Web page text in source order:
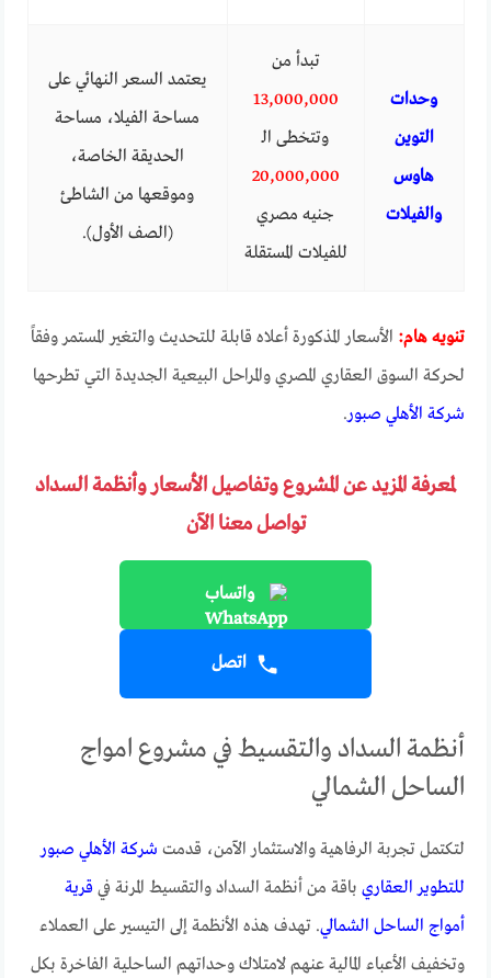
وحدات
التوين
هاوس
والفيلات
تبدأ من
13,000,000
وتتخطى الـ
20,000,000
جنيه مصري
للفيلات المستقلة
يعتمد السعر النهائي على
مساحة الفيلا، مساحة
الحديقة الخاصة،
وموقعها من الشاطئ
(الصف الأول).
تنويه هام: الأسعار المذكورة أعلاه قابلة للتحديث والتغير المستمر وفقاً
لحركة السوق العقاري المصري والمراحل البيعية الجديدة التي تطرحها
شركة الأهلي صبور.
لمعرفة المزيد عن المشروع وتفاصيل الأسعار وأنظمة السداد
تواصل معنا الآن
واتساب
اتصل
أنظمة السداد والتقسيط في مشروع امواج
الساحل الشمالي
لتكتمل تجربة الرفاهية والاستثمار الآمن، قدمت شركة الأهلي صبور
للتطوير العقاري باقة من أنظمة السداد والتقسيط المرنة في قرية
أمواج الساحل الشمالي. تهدف هذه الأنظمة إلى التيسير على العملاء
وتخفيف الأعباء المالية عنهم لامتلاك وحداتهم الساحلية الفاخرة بكل